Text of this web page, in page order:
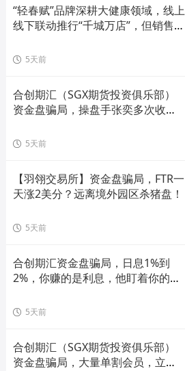
“轻春赋”品牌深耕大健康领域，线上
线下联动推行“千城万店”，但销售模
5天前
合创期汇（SGX期货投资俱乐部）
资金盘骗局，操盘手张奕多次收割
5天前
【羽翎交易所】资金盘骗局，FTR一
天涨2美分？远离境外园区杀猪盘！
5天前
合创期汇资金盘骗局，日息1%到
2%，你赚的是利息，他盯着你的本
5天前
合创期汇（SGX期货投资俱乐部）
资金盘骗局，大量单割会员，立即